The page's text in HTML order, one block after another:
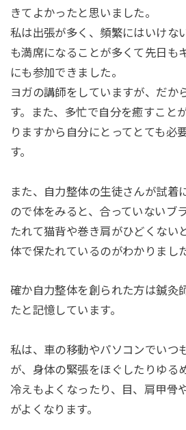
きてよかったと思いました。
私は出張が多く、頻繁にはいけな
も満席になることが多くて先日も
にも参加できました。
ヨガの講師をしていますが、だか
す。また、多忙で自分を癒すこと
りますから自分にとってとても必
す。
また、自力整体の生徒さんが試着
ので体をみると、合っていないブ
たれて猫背や巻き肩がひどくない
体で保たれているのがわかりまし
確か自力整体を創られた方は鍼灸
たと記憶しています。
私は、車の移動やパソコンでいつ
が、身体の緊張をほぐしたりゆる
冷えもよくなったり、目、肩甲骨
がよくなります。